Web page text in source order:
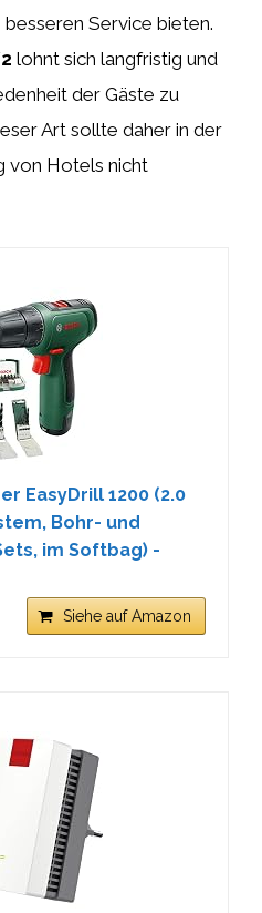
Service bieten.
lohnt sich langfristig und
der Gäste zu
Art sollte daher in der
von Hotels nicht
EasyDrill 1200 (2.0
Bohr- und
im Softbag) -
Siehe auf Amazon